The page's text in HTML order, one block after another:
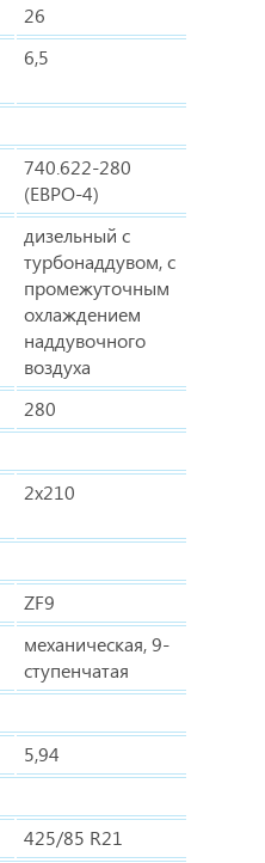
26
6,5
740.622-280
(ЕВРО-4)
дизельный с
турбонаддувом, с
промежуточным
охлаждением
наддувочного
воздуха
280
2х210
ZF9
механическая, 9-
ступенчатая
5,94
425/85 R21